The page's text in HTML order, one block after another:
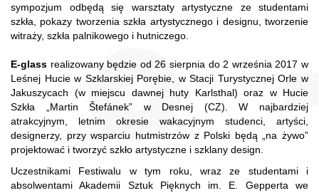
sympozjum odbędą się warsztaty artystyczne ze studentami
szkła, pokazy tworzenia szkła artystycznego i designu, tworzenie
witraży, szkła palnikowego i hutniczego.
E-glass realizowany będzie od 26 sierpnia do 2 września 2017 w
Leśnej Hucie w Szklarskiej Porębie, w Stacji Turystycznej Orle w
Jakuszycach (w miejscu dawnej huty Karlsthal) oraz w Hucie
Szkła „Martin Štefánek” w Desnej (CZ). W najbardziej
atrakcyjnym, letnim okresie wakacyjnym studenci, artyści,
designerzy, przy wsparciu hutmistrzów z Polski będą „na żywo”
projektować i tworzyć szkło artystyczne i szklany design.
Uczestnikami Festiwalu w tym roku, wraz ze studentami i
absolwentami Akademii Sztuk Pięknych im. E. Gepperta we